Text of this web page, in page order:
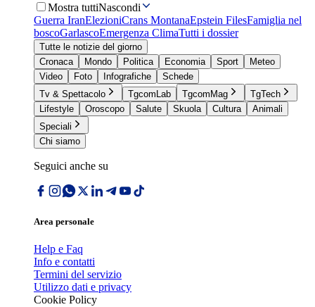
Mostra tuttiNascondi
Guerra IranElezioniCrans MontanaEpstein FilesFamiglia nel
boscoGarlascoEmergenza ClimaTutti i dossier
Tutte le notizie del giorno
Cronaca
Mondo Politica Economia Sport
Meteo
Video
Foto Infografiche
Schede
Tv & Spettacolo
TgcomLab TgcomMag
TgTech
Lifestyle
Oroscopo Salute Skuola Cultura
Animali
Speciali
Chi siamo
Seguici anche su
Area personale
Help e Faq
Info e contatti
Termini del servizio
Utilizzo dati e privacy
Cookie Policy